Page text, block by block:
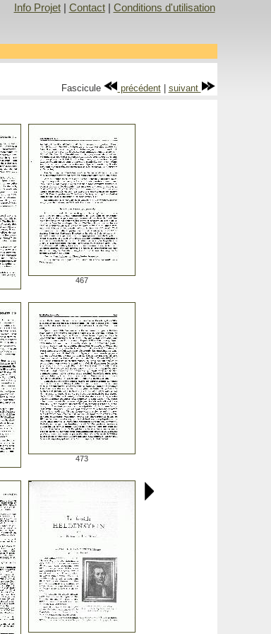
Info Projet| Contact| Conditions d'utilisation
Fascicule précédent| suivant
467
473